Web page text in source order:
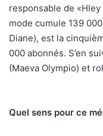
responsable de
mode cumule 139
Diane), est la
000 abonnés. S’en
(Maeva Olympio) et
Quel sens pour ce